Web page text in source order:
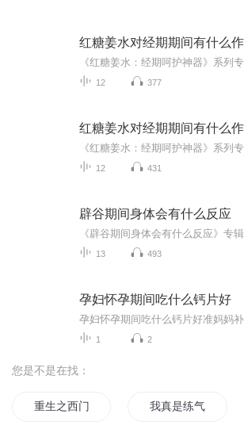
红糖姜水对经期期间有什么
12 377
红糖姜水对经期期间有什么
12 431
辟谷期间身体会有什么反应
13 493
孕妇怀孕期间吃什么钙片好
1 2
您是不是在找：
重生之西门庆 我真是练气期啊